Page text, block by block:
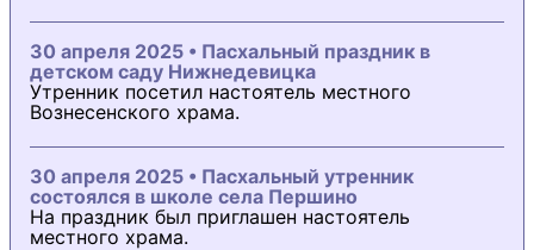
30 апреля 2025 • Пасхальный праздник в
детском саду Нижнедевицка
Утренник посетил настоятель местного
Вознесенского храма.
30 апреля 2025 • Пасхальный утренник
состоялся в школе села Першино
На праздник был приглашен настоятель
местного храма.